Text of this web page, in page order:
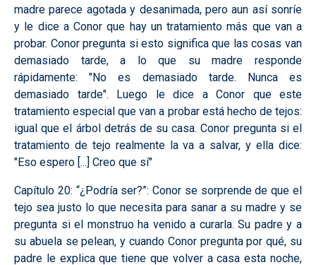
madre parece agotada y desanimada, pero aun así sonríe
y le dice a Conor que hay un tratamiento más que van a
probar. Conor pregunta si esto significa que las cosas van
demasiado tarde, a lo que su madre responde
rápidamente: "No es demasiado tarde. Nunca es
demasiado tarde". Luego le dice a Conor que este
tratamiento especial que van a probar está hecho de tejos:
igual que el árbol detrás de su casa. Conor pregunta si el
tratamiento de tejo realmente la va a salvar, y ella dice:
"Eso espero [...] Creo que sí"
Capítulo 20: “¿Podría ser?”:Conor se sorprende de que el
tejo sea justo lo que necesita para sanar a su madre y se
pregunta si el monstruo ha venido a curarla. Su padre y a
su abuela se pelean, y cuando Conor pregunta por qué, su
padre le explica que tiene que volver a casa esta noche,